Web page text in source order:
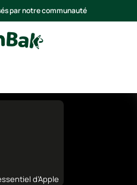
par notre communauté
d’Apple